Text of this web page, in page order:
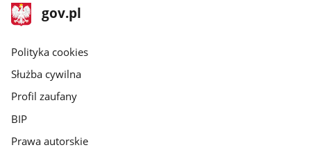
stopka
gov.pl
Strona
gov.pl
gov.pl
Polityka cookies
Służba cywilna
Profil zaufany
BIP
Prawa autorskie